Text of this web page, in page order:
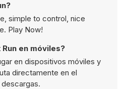
simple to control, nice
Play Now!
en móviles?
en dispositivos móviles y
directamente en el